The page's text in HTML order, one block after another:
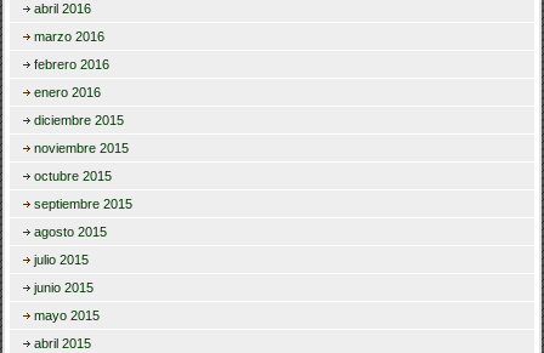
abril 2016
marzo 2016
febrero 2016
enero 2016
diciembre 2015
noviembre 2015
octubre 2015
septiembre 2015
agosto 2015
julio 2015
junio 2015
mayo 2015
abril 2015